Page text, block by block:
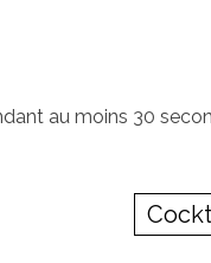
au moins 30